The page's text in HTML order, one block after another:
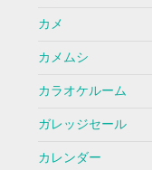
カメ
カメムシ
カラオケルーム
ガレッジセール
カレンダー